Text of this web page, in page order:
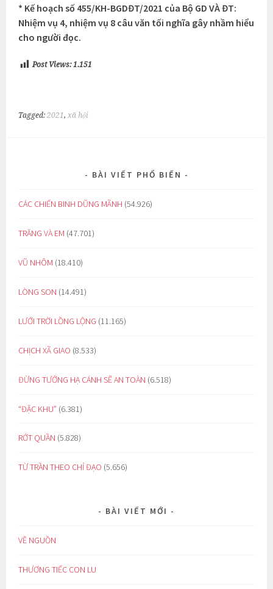
* Kế hoạch số 455/KH-BGDĐT/2021 của Bộ GD VÀ ĐT:
Nhiệm vụ 4, nhiệm vụ 8 câu văn tối nghĩa gây nhầm hiểu
cho người đọc.
Post Views: 1.151
Tagged:2021, xã hội
BÀI VIẾT PHỔ BIẾN
CÁC CHIẾN BINH DŨNG MÃNH (54.926)
TRĂNG VÀ EM (47.701)
VŨ NHÔM (18.410)
LÒNG SON (14.491)
LƯỚI TRỜI LỒNG LỘNG (11.165)
CHỊCH XÃ GIAO (8.533)
ĐỪNG TƯỞNG HẠ CÁNH SẼ AN TOÀN (6.518)
“ĐẶC KHU” (6.381)
RỚT QUẦN (5.828)
TỪ TRẦN THEO CHỈ ĐẠO (5.656)
BÀI VIẾT MỚI
VỀ NGUỒN
THƯƠNG TIẾC CON LU